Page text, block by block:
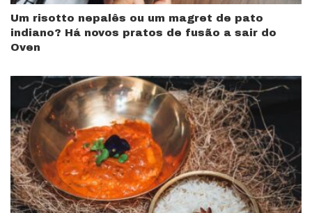
Um risotto nepalês ou um magret de pato
indiano? Há novos pratos de fusão a sair do
Oven